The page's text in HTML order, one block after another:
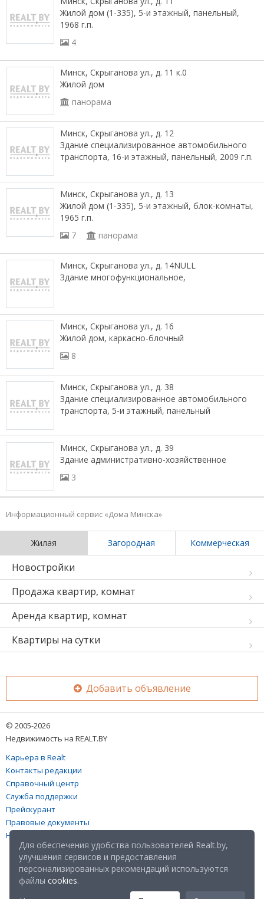
Жилой дом (1-335), 5-и этажный, панельный,
1968 г.п.
4
Минск, Скрыганова ул., д. 11 к.0
Жилой дом
панорама
Минск, Скрыганова ул., д. 12
Здание специализированное автомобильного
транспорта, 16-и этажный, панельный, 2009 г.п.
Минск, Скрыганова ул., д. 13
Жилой дом (1-335), 5-и этажный, блок-комнаты,
1965 г.п.
7
панорама
Минск, Скрыганова ул., д. 14NULL
Здание многофункциональное,
Минск, Скрыганова ул., д. 16
Жилой дом, каркасно-блочный
8
Минск, Скрыганова ул., д. 38
Здание специализированное автомобильного
транспорта, 5-и этажный, панельный
Минск, Скрыганова ул., д. 39
Здание административно-хозяйственное
3
Информационный сервис «Дома Минска»
Жилая Загородная Коммерческая
Новостройки
Продажа квартир, комнат
Аренда квартир, комнат
Квартиры на сутки
Добавить объявление
© 2005-2026
Недвижимость на REALT.BY
Карьера в Realt
Контакты редакции
Справочный центр
Служба поддержки
Прейскурант
Правовые документы
Настройка файлов cookies
Для обеспечения удобства пользователей Realt.by,
улучшения сервисов и предоставления
персонализированных рекомендаций используются
файлы cookies.